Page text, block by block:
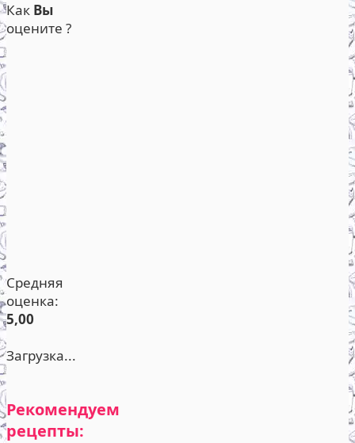
Как Вы
оцените ?
Средняя
оценка:
5,00
Загрузка...
Рекомендуем
рецепты: